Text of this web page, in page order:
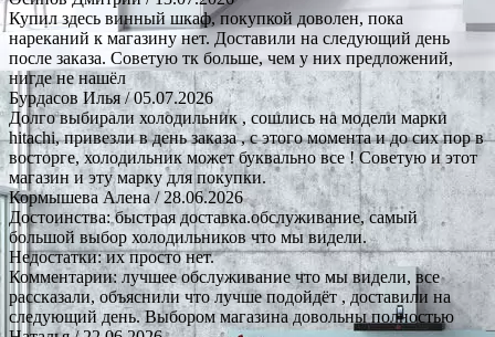
Купил здесь винный шкаф, покупкой доволен, пока
нареканий к магазину нет. Доставили на следующий день
после заказа. Советую тк больше, чем у них предложений,
нигде не нашёл
Бурдасов Илья/ 05.07.2026
Долго выбирали холодильник , сошлись на модели марки
hitachi, привезли в день заказа , с этого момента и до сих пор в
восторге, холодильник может буквально все ! Советую и этот
магазин и эту марку для покупки.
Кормышева Алена/ 28.06.2026
Достоинства: быстрая доставка.обслуживание, самый
большой выбор холодильников что мы видели.
Недостатки: их просто нет.
Комментарии: лучшее обслуживание что мы видели, все
рассказали, объяснили что лучше подойдёт , доставили на
следующий день. Выбором магазина довольны полностью